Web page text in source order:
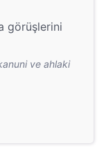
görüşlerini
ve ahlaki